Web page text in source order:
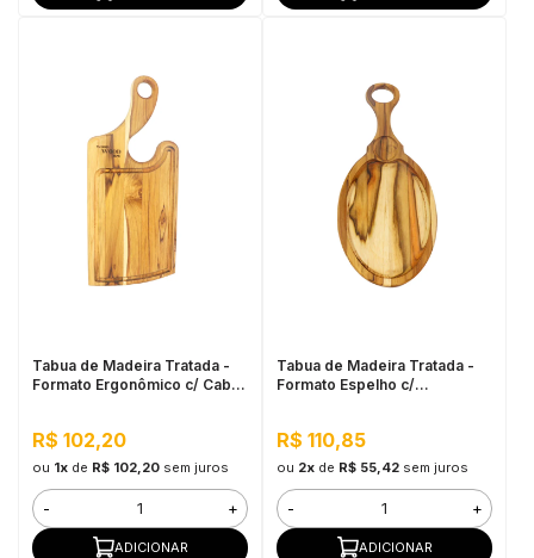
Tabua de Madeira Tratada -
Formato Ergonômico c/ Cabo
R$ 102,20
ou 1xde R$ 102,20 sem juros
- +
ADICIONAR
Tabua de Madeira Tratada -
Formato Espelho c/
R$ 110,85
ou 2xde R$ 55,42 sem juros
- +
ADICIONAR